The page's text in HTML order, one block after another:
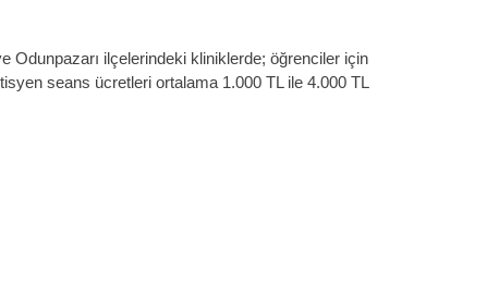
Odunpazarı ilçelerindeki kliniklerde; öğrenciler için
seans ücretleri ortalama 1.000 TL ile 4.000 TL